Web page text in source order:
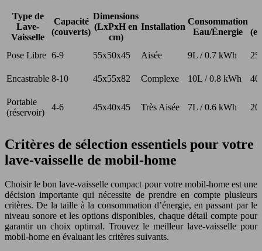
Type de
Lave-
Vaisselle
Capacité
(couverts)
Dimensions
(LxPxH en
cm)
Installation
Consommation
Eau/Énergie
Pose Libre 6-9 55x50x45 Aisée 9L / 0.7 kWh
Encastrable 8-10 45x55x82 Complexe 10L / 0.8 kWh
Portable
(réservoir)
4-6 45x40x45 Très Aisée 7L / 0.6 kWh
Critères de sélection essentiels pour votre
lave-vaisselle de mobil-home
Choisir le bon lave-vaisselle compact pour votre mobil-home est une
décision importante qui nécessite de prendre en compte plusieurs
critères. De la taille à la consommation d’énergie, en passant par le
niveau sonore et les options disponibles, chaque détail compte pour
garantir un choix optimal. Trouvez le meilleur lave-vaisselle pour
mobil-home en évaluant les critères suivants.